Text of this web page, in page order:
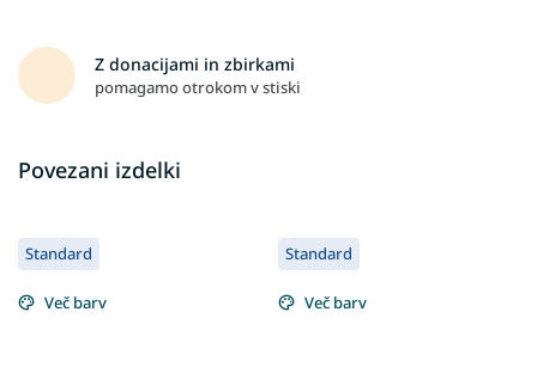
Z donacijami in zbirkami
pomagamo otrokom v stiski
Povezani izdelki
Standard
Več barv
Standard
Več barv